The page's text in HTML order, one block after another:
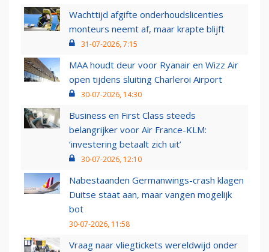
Wachttijd afgifte onderhoudslicenties
monteurs neemt af, maar krapte blijft
31-07-2026, 7:15
MAA houdt deur voor Ryanair en Wizz Air
open tijdens sluiting Charleroi Airport
30-07-2026, 14:30
Business en First Class steeds
belangrijker voor Air France-KLM:
‘investering betaalt zich uit’
30-07-2026, 12:10
Nabestaanden Germanwings-crash klagen
Duitse staat aan, maar vangen mogelijk
bot
30-07-2026, 11:58
Vraag naar vliegtickets wereldwijd onder